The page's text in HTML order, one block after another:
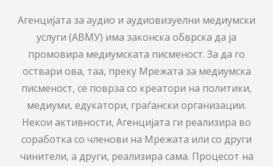
Агенцијата за аудио и аудиовизуелни медиумски
услуги (АВМУ) има законска обврска да ја
промовира медиумската писменост. За да го
оствари ова, таа, преку Мрежата за медиумска
писменост, се поврза со креатори на политики,
медиуми, едукатори, граѓански организации.
Некои активности, Агенцијата ги реализира во
соработка со членови на Мрежата или со други
чинители, а други, реализира сама. Процесот на